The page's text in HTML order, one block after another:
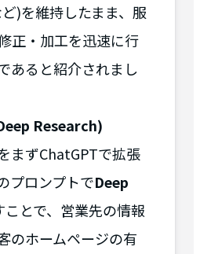
)を維持したまま、服
正・加工を迅速に行
あると紹介されまし
Research)
まずChatGPTで拡張
プロンプトでDeep
ことで、営業先の情報
のホームページの有